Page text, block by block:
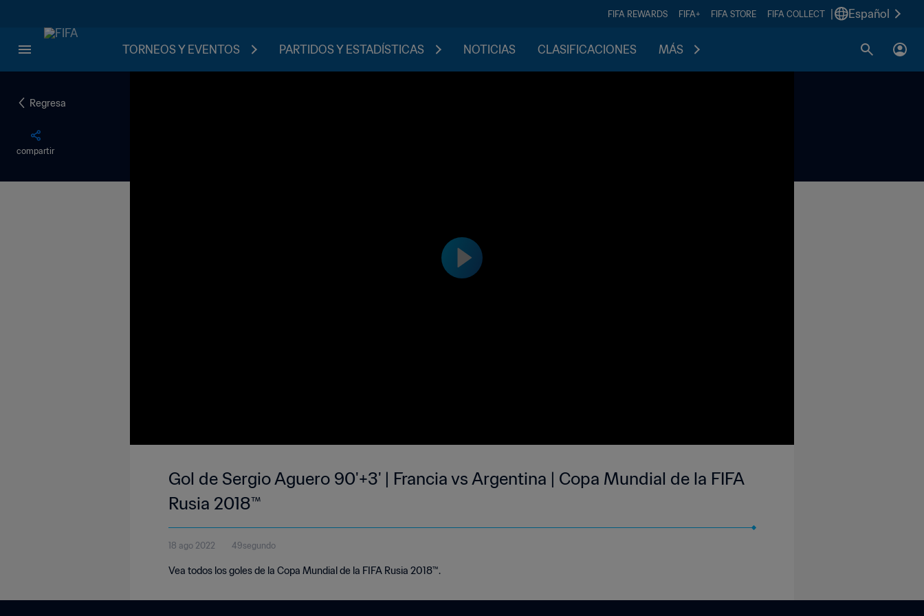
FIFA REWARDS FIFA+ FIFA STORE FIFA COLLECT Español
TORNEOS Y EVENTOS PARTIDOS Y ESTADÍSTICAS NOTICIAS CLASIFICACIONES MÁS
Regresa
compartir
Gol de Sergio Aguero 90'+3' | Francia vs Argentina | Copa Mundial de la FIFA
Rusia 2018™
18 ago 2022 49segundo
Vea todos los goles de la Copa Mundial de la FIFA Rusia 2018™.